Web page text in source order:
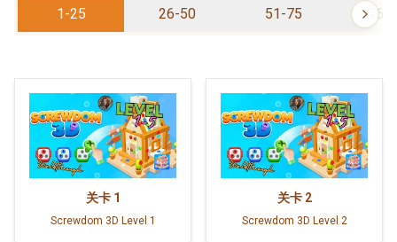
1-25 26-50 51-75 76-
关卡 1
Screwdom 3D Level 1
关卡 2
Screwdom 3D Level 2